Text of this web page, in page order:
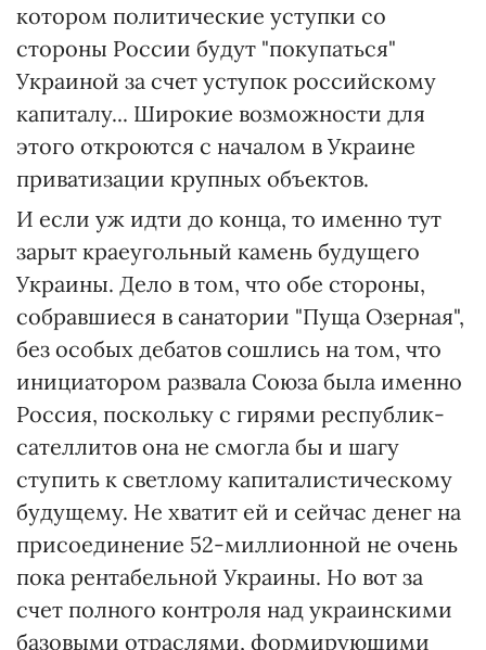
котором политические уступки со
стороны России будут "покупаться"
Украиной за счет уступок российскому
капиталу... Широкие возможности для
этого откроются с началом в Украине
приватизации крупных объектов.
И если уж идти до конца, то именно тут
зарыт краеугольный камень будущего
Украины. Дело в том, что обе стороны,
собравшиеся в санатории "Пуща Озерная",
без особых дебатов сошлись на том, что
инициатором развала Союза была именно
Россия, поскольку с гирями республик-
сателлитов она не смогла бы и шагу
ступить к светлому капиталистическому
будущему. Не хватит ей и сейчас денег на
присоединение 52-миллионной не очень
пока рентабельной Украины. Но вот за
счет полного контроля над украинскими
базовыми отраслями, формирующими